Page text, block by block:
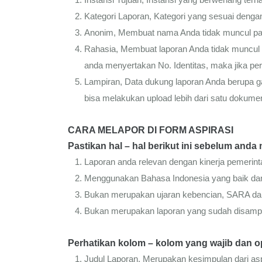
Kategori Laporan, Kategori yang sesuai
Anonim, Membuat nama Anda tidak muncul
Rahasia, Membuat laporan Anda tidak
anda menyertakan No. Identitas, maka jika
Lampiran, Data dukung laporan Anda berupa
bisa melakukan upload lebih dari satu
CARA MELAPOR DI FORM ASPIRASI
Pastikan hal – hal berikut ini sebelum anda
Laporan anda relevan dengan kinerja
Menggunakan Bahasa Indonesia yang baik
Bukan merupakan ujaran kebencian, SARA
Bukan merupakan laporan yang sudah
Perhatikan kolom – kolom yang wajib dan
Judul Laporan, Merupakan kesimpulan dari